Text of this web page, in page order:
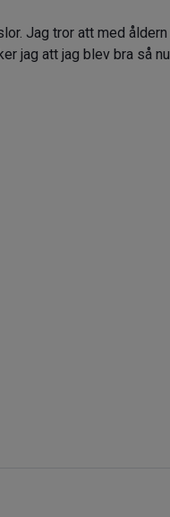
Jag tror att med åldern
jag att jag blev bra så nu